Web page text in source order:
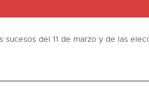
sucesos del 11 de marzo y de las